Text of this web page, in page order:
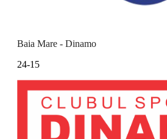
Baia Mare - Dinamo
24-15